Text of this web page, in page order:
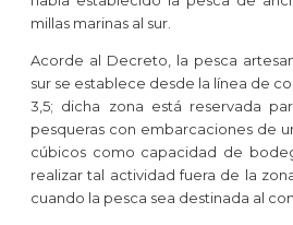
millas marinas al sur.
Acorde al Decreto, la pesca
sur se establece desde la línea de
3,5; dicha zona está reservada
pesqueras con embarcaciones de
cúbicos como capacidad de
realizar tal actividad fuera de la
cuando la pesca sea destinada al